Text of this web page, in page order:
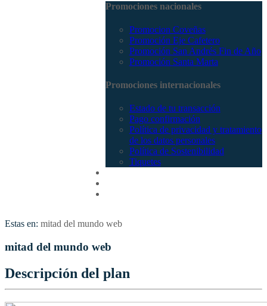
Promociones nacionales
Promocion Coveñas
Promoción Eje Cafetero
Promoción San Andrés Fin de Año
Promoción Santa Marta
Promociones internacionales
Estado de tu transacción
Pago confirmación
Política de privacidad y tratamiento
de los datos personales
Política de Sostenibilidad
Tiquetes
Estas en: mitad del mundo web
mitad del mundo web
Descripción del plan